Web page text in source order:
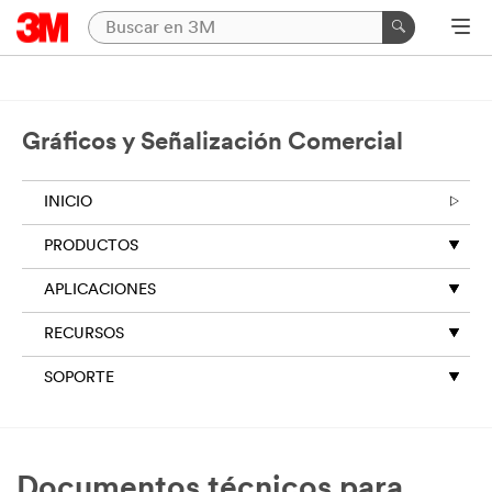
Gráficos y Señalización Comercial
INICIO
PRODUCTOS
APLICACIONES
RECURSOS
SOPORTE